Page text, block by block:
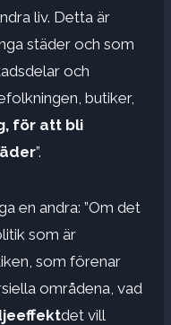
liv. Detta är
städer och som
och
butiker,
för att bli
”.
en andra: ”Om det
som är
som förenar
områdena, vad
det vill